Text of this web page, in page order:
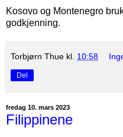
Kosovo og Montenegro
godkjenning.
Torbjørn Thue kl. 10:58
Del
fredag 10. mars 2023
Filippinene